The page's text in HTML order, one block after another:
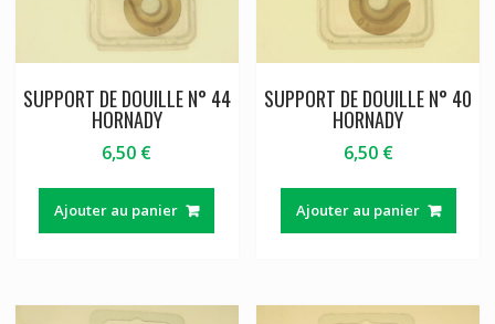
SUPPORT DE DOUILLE N° 44
HORNADY
6,50 €
Ajouter au panier
SUPPORT DE DOUILLE N° 40
HORNADY
6,50 €
Ajouter au panier